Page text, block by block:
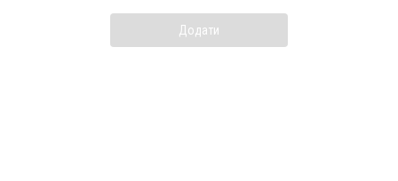
Додати